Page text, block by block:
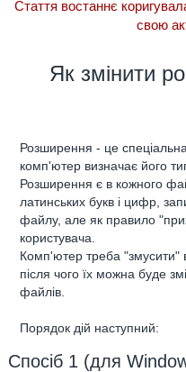
Стаття востаннє
свою
Як змінити
Розширення - це
комп'ютер визначає його
Розширення є в кожного
латинських букв і цифр,
файлу, але як правило
користувача.
Комп'ютер треба "змусити"
після чого їх можна буде
файлів.
Порядок дій наступний:
Спосіб 1 (для